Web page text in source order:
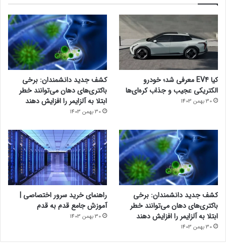
کیا EV4 معرفی شد؛ خودرو
الکتریکی عجیب و جذاب کره‌ای‌ها
30 بهمن 1403
کشف جدید دانشمندان: برخی
باکتری‌های دهان می‌توانند خطر
ابتلا به آلزایمر را افزایش دهند
30 بهمن 1403
کشف جدید دانشمندان: برخی
باکتری‌های دهان می‌توانند خطر
ابتلا به آلزایمر را افزایش دهند
30 بهمن 1403
راهنمای خرید سرور اختصاصی |
آموزش جامع قدم به قدم
30 بهمن 1403